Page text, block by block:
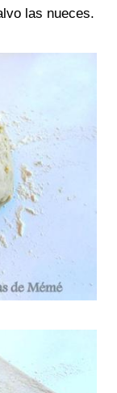
las nueces.